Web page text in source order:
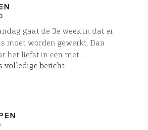
Maat gemaakt. Meer
met Projectmatig
Opdrachtgeverschap.
gaat de 3e week in dat er
moet worden gewerkt. Dan
het liefst in een met
ingerichte
volledige bericht